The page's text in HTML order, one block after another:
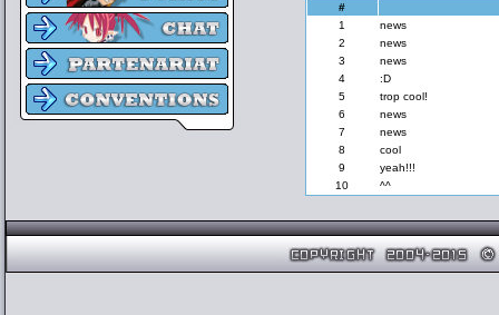
#
1
news
2
news
3
news
4
:D
5
trop cool!
6
news
7
news
8
cool
9
yeah!!!
10
^^